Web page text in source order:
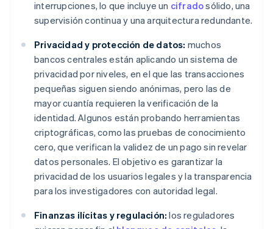
interrupciones, lo que incluye un cifradosólido, una
supervisión continua y una arquitectura redundante.
Privacidad y protección de datos: muchos
bancos centrales están aplicando un sistema de
privacidad por niveles, en el que las transacciones
pequeñas siguen siendo anónimas, pero las de
mayor cuantía requieren la verificación de la
identidad. Algunos están probando herramientas
criptográficas, como las pruebas de conocimiento
cero, que verifican la validez de un pago sin revelar
datos personales. El objetivo es garantizar la
privacidad de los usuarios legales y la transparencia
para los investigadores con autoridad legal.
Finanzas ilícitas y regulación: los reguladores